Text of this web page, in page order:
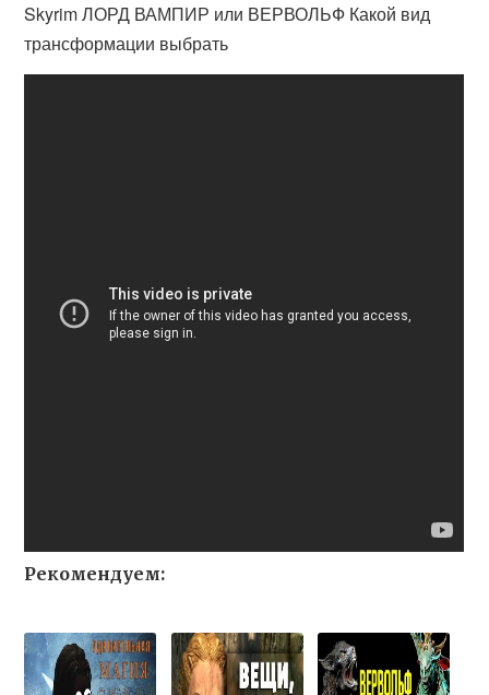
Skyrim ЛОРД ВАМПИР или ВЕРВОЛЬФ Какой вид
трансформации выбрать
Рекомендуем: